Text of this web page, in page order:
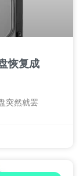
恢复成
突然就罢